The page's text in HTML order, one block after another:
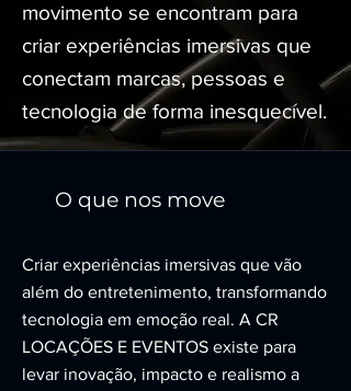
movimento se encontram para
criar experiências imersivas que
conectam marcas, pessoas e
tecnologia de forma inesquecível.
O que nos move
Criar experiências imersivas que vão
além do entretenimento, transformando
tecnologia em emoção real. A CR
LOCAÇÕES E EVENTOS existe para
levar inovação, impacto e realismo a